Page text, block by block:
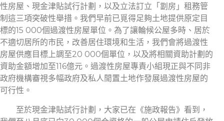
性房屋、現金津貼試行計劃，以及立法訂立「劏房」租務管
制這三項突破性舉措。我們早前已覓得足夠土地提供原定目
標的15 000個過渡性房屋單位。為了讓輪候公屋多時、居於
不適切居所的市民，改善居住環境和生活，我們會將過渡性
房屋供應目標上調至20 000個單位，以及將相關資助計劃的
資助金額增加至116億元。過渡性房屋專責小組現正與不同非
政府機構審視多幅政府及私人閒置土地作發展過渡性房屋的
可行性。
至於現金津貼試行計劃，大家已在《施政報告》看到，